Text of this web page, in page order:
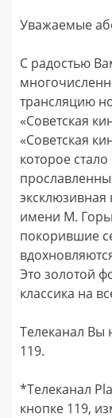
Уважаемые
С радостью
трансляцию
«Советская
«Советская
которое
имени М.
покорившие
Это золотой
классика на
Телеканал Вы
119.
*Телеканал
кнопке 119,